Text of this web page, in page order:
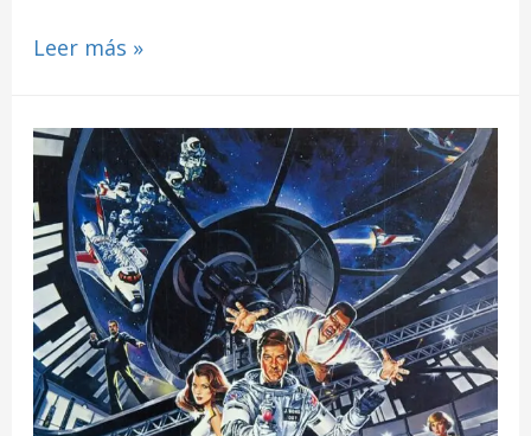
Leer más »